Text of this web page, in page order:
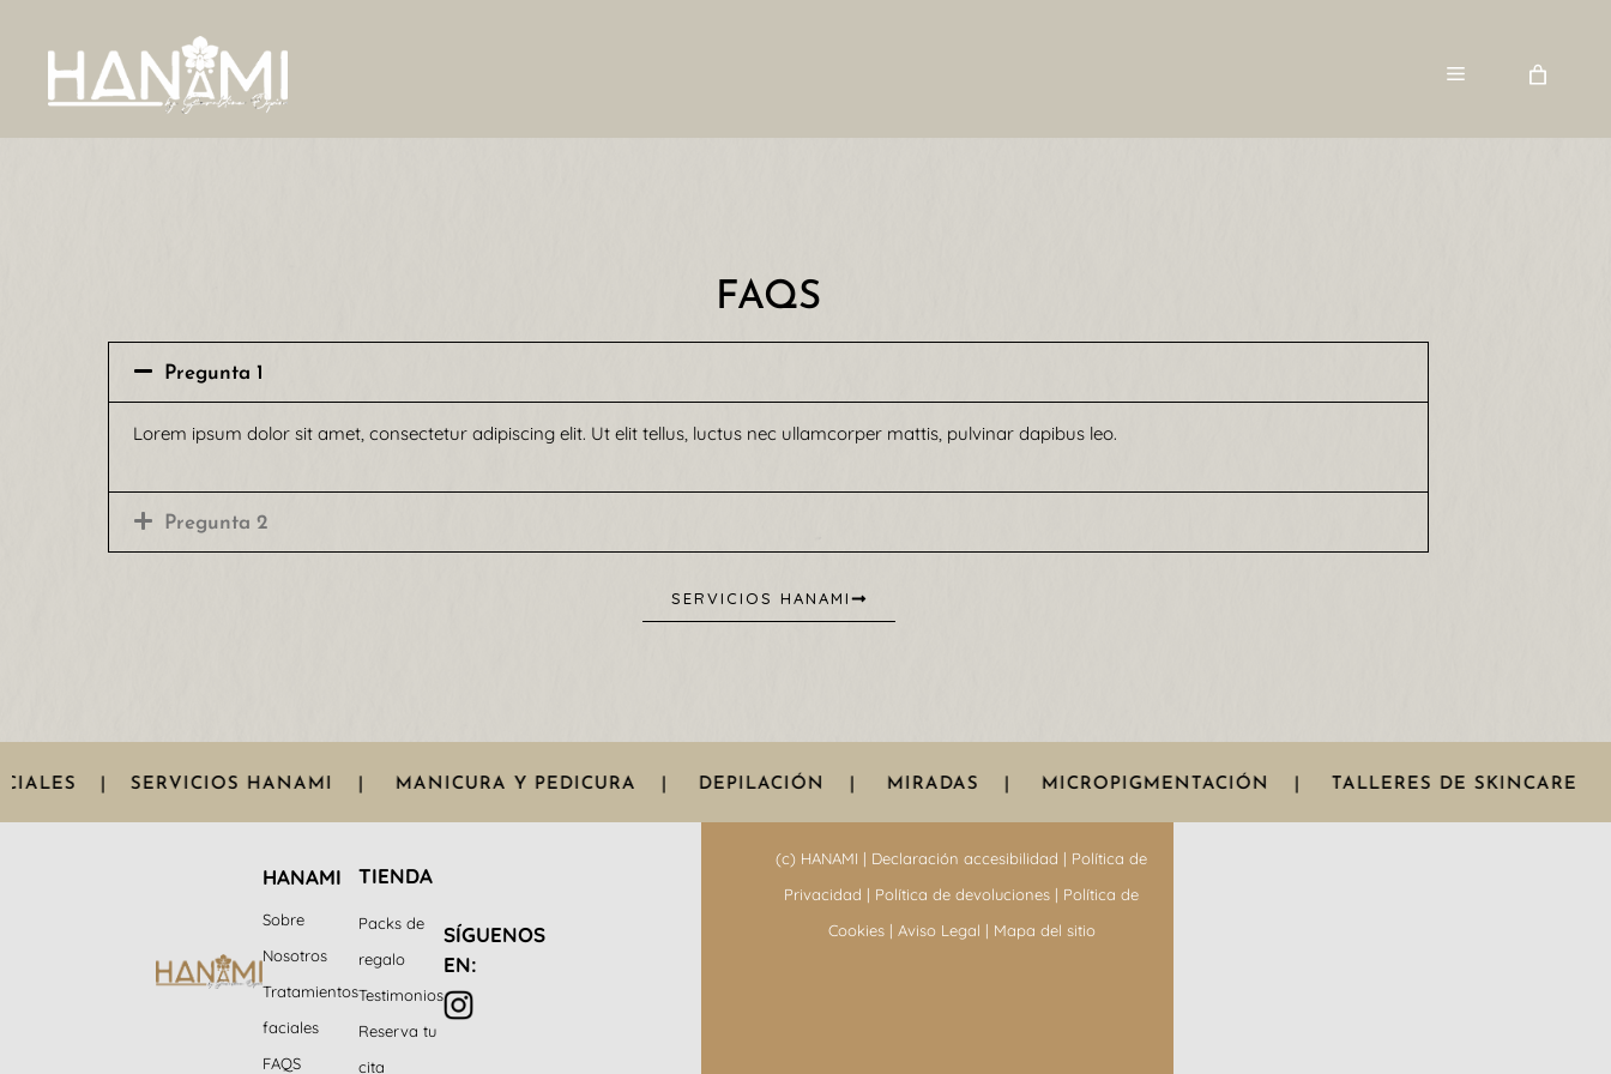
FAQS
Pregunta 1
Lorem ipsum dolor sit amet, consectetur adipiscing elit. Ut elit tellus, luctus nec ullamcorper mattis, pulvinar dapibus leo.
Pregunta 2
SERVICIOS HANAMI
SERVICIOS HANAMI MANICURA Y PEDICURA DEPILACIÓN MIRADAS MICROPIGMENTACIÓN TALLERES DE SKINCARE
HANAMI
Sobre
Nosotros
Tratamientos
faciales
FAQS
TIENDA
Packs de
regalo
Testimonios
Reserva tu
cita
SÍGUENOS
EN:
(c) HANAMI | Declaración accesibilidad | Política de
Privacidad | Política de devoluciones | Política de
Cookies| Aviso Legal | Mapa del sitio